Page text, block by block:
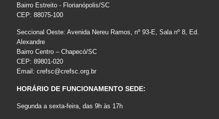
Bairro Estreito - Florianópolis/SC
CEP: 88075-100
Seccional Oeste: Avenida Nereu Ramos, nº 93-E, Sala nº 8, Ed.
Alexandre
Bairro Centro – Chapecó/SC
CEP: 89801-020
Email: crefsc@crefsc.org.br
HORÁRIO DE FUNCIONAMENTO SEDE:
Segunda a sexta-feira, das 9h às 17h